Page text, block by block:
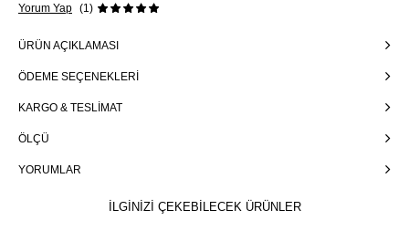
Yorum Yap (1)
ÜRÜN AÇIKLAMASI
ÖDEME SEÇENEKLERI
KARGO & TESLIMAT
ÖLÇÜ
YORUMLAR
İLGİNİZİ ÇEKEBİLECEK ÜRÜNLER